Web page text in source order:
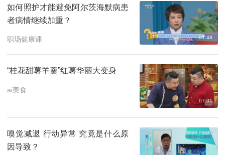
如何照护才能避免阿尔茨海默病患
者病情继续加重？
职场健康课 01:48
“桂花甜薯羊羹”红薯华丽大变身
ai美食
07:01
嗅觉减退 行动异常 究竟是什么原
因导致？